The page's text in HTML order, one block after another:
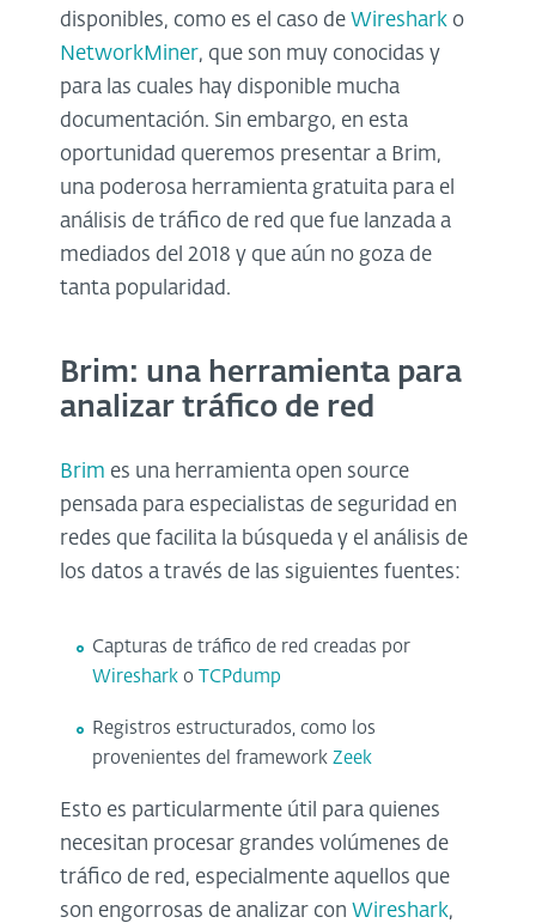
disponibles, como es el caso de Wireshark o
NetworkMiner, que son muy conocidas y
para las cuales hay disponible mucha
documentación. Sin embargo, en esta
oportunidad queremos presentar a Brim,
una poderosa herramienta gratuita para el
análisis de tráfico de red que fue lanzada a
mediados del 2018 y que aún no goza de
tanta popularidad.
Brim: una herramienta para
analizar tráfico de red
Brim es una herramienta open source
pensada para especialistas de seguridad en
redes que facilita la búsqueda y el análisis de
los datos a través de las siguientes fuentes:
Capturas de tráfico de red creadas por
Wireshark oTCPdump
Registros estructurados, como los
provenientes del frameworkZeek
Esto es particularmente útil para quienes
necesitan procesar grandes volúmenes de
tráfico de red, especialmente aquellos que
son engorrosas de analizar con Wireshark,